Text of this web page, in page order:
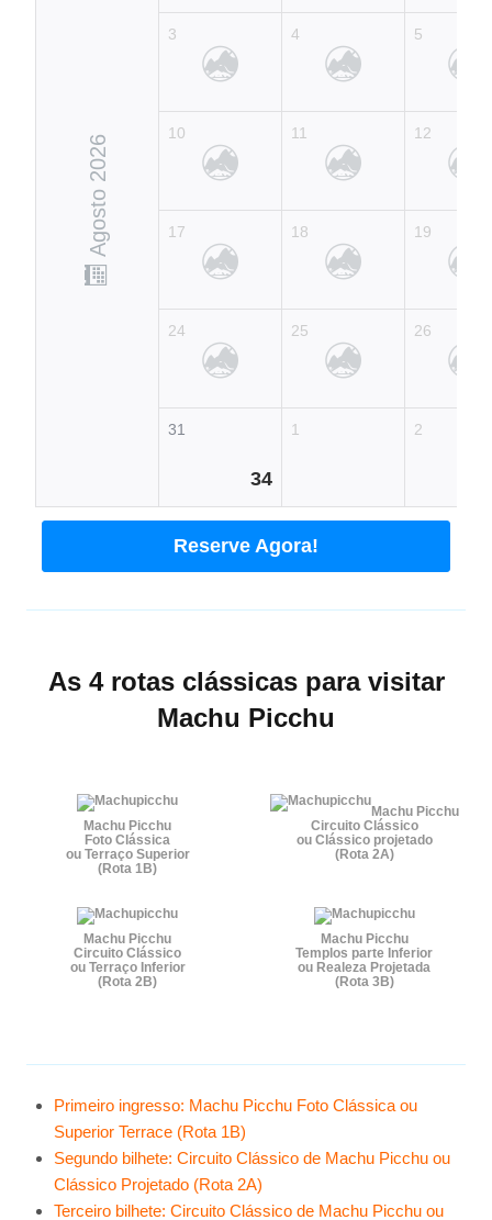
Agosto 2026
3
10
17
24
31
34
4
11
18
25
1
5
12
19
26
2
Reserve Agora!
As 4 rotas clássicas para visitar
Machu Picchu
Machu Picchu
Foto Clássica
ou Terraço Superior
(Rota 1B)
Machu Picchu
Circuito Clássico
ou Clássico projetado
(Rota 2A)
Machu Picchu
Circuito Clássico
ou Terraço Inferior
(Rota 2B)
Machu Picchu
Templos parte Inferior
ou Realeza Projetada
(Rota 3B)
Primeiro ingresso: Machu Picchu Foto Clássica ou
Superior Terrace (Rota 1B)
Segundo bilhete: Circuito Clássico de Machu Picchu ou
Clássico Projetado (Rota 2A)
Terceiro bilhete: Circuito Clássico de Machu Picchu ou